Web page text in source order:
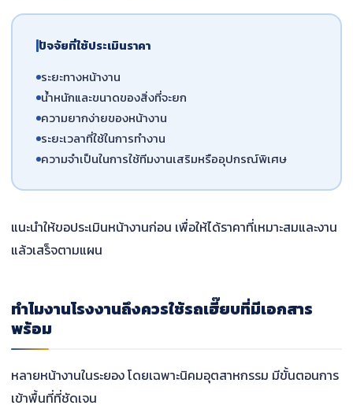
ปัจจัยที่ใช้ประเมินราคา
ระยะทางหน้างาน
น้ำหนักและขนาดของสิ่งที่จะยก
ความยากง่ายของหน้างาน
ระยะเวลาที่ใช้ในการทำงาน
ความจำเป็นในการใช้ทีมงานเสริมหรืออุปกรณ์พิเศษ
แนะนำให้ขอประเมินหน้างานก่อน เพื่อให้ได้ราคาที่เหมาะสมและงาน
แล้วเสร็จตามแผน
ทำไมงานโรงงานถึงควรใช้รถเฮี๊ยบที่มีเอกสาร
พร้อม
หลายหน้างานในระยอง โดยเฉพาะนิคมอุตสาหกรรม มีขั้นตอนการ
เข้าพื้นที่ที่ชัดเจน